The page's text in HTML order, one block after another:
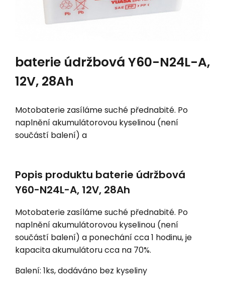
baterie údržbová Y60-N24L-A,
12V, 28Ah
Motobaterie zasíláme suché přednabité. Po
naplnění akumulátorovou kyselinou (není
součástí balení) a
Popis produktu baterie údržbová
Y60-N24L-A, 12V, 28Ah
Motobaterie zasíláme suché přednabité. Po
naplnění akumulátorovou kyselinou (není
součástí balení) a ponechání cca 1 hodinu, je
kapacita akumulátoru cca na 70%.
Balení: 1ks, dodáváno bez kyseliny